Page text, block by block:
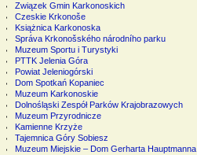
Związek Gmin Karkonoskich
Czeskie Krkonoše
Książnica Karkonoska
Správa Krkonošského národního parku
Muzeum Sportu i Turystyki
PTTK Jelenia Góra
Powiat Jeleniogórski
Dom Spotkań Kopaniec
Muzeum Karkonoskie
Dolnośląski Zespół Parków Krajobrazowych
Muzeum Przyrodnicze
Kamienne Krzyże
Tajemnica Góry Sobiesz
Muzeum Miejskie – Dom Gerharta Hauptmanna